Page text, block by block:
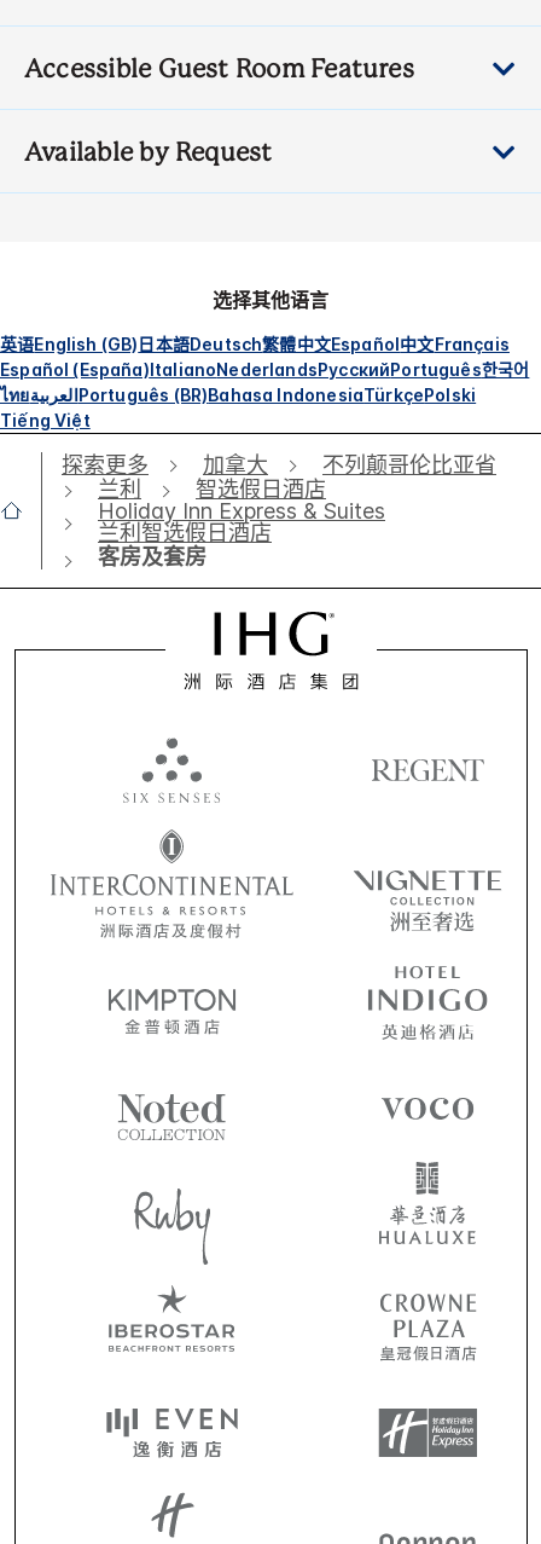
Accessible Guest Room Features
Available by Request
选择其他语言
英语English (GB)日本語Deutsch繁體中文Español中文Français
Español (España)ItalianoNederlandsРусскийPortuguês한국어
ไทยالعربيةPortuguês (BR)Bahasa IndonesiaTürkçePolski
Tiếng Việt
探索更多 加拿大
不列颠哥伦比亚省
兰利
智选假日酒店
Holiday Inn Express & Suites
兰利智选假日酒店
客房及套房